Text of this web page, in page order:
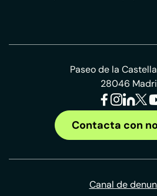
Paseo de la
28046
Contacta con
Canal de